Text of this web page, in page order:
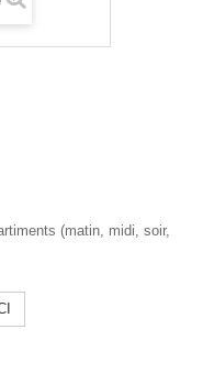
(matin, midi, soir,